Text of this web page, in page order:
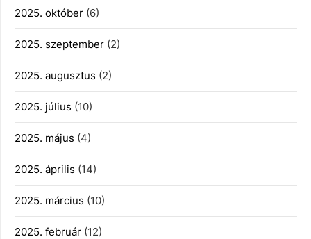
2025. október (6)
2025. szeptember (2)
2025. augusztus (2)
2025. július (10)
2025. május (4)
2025. április (14)
2025. március (10)
2025. február (12)